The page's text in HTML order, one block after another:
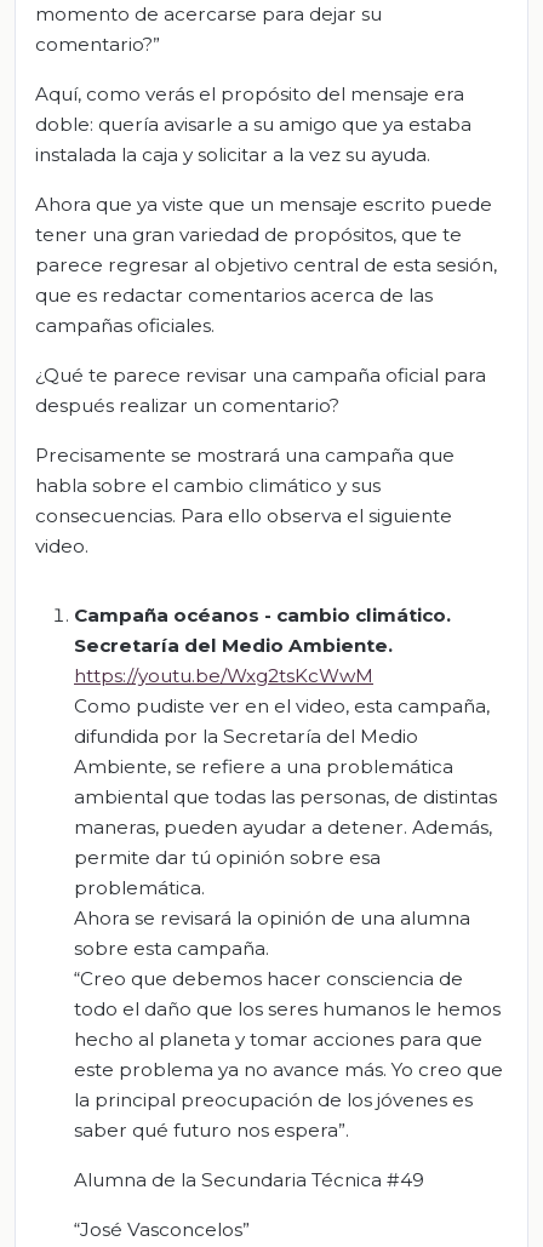
momento de acercarse para dejar su
comentario?”
Aquí, como verás el propósito del mensaje era
doble: quería avisarle a su amigo que ya estaba
instalada la caja y solicitar a la vez su ayuda.
Ahora que ya viste que un mensaje escrito puede
tener una gran variedad de propósitos, que te
parece regresar al objetivo central de esta sesión,
que es redactar comentarios acerca de las
campañas oficiales.
¿Qué te parece revisar una campaña oficial para
después realizar un comentario?
Precisamente se mostrará una campaña que
habla sobre el cambio climático y sus
consecuencias. Para ello observa el siguiente
video.
Campaña océanos - cambio climático.
Secretaría del Medio Ambiente.
https://youtu.be/Wxg2tsKcWwM
Como pudiste ver en el video, esta campaña,
difundida por la Secretaría del Medio
Ambiente, se refiere a una problemática
ambiental que todas las personas, de distintas
maneras, pueden ayudar a detener. Además,
permite dar tú opinión sobre esa
problemática.
Ahora se revisará la opinión de una alumna
sobre esta campaña.
“Creo que debemos hacer consciencia de
todo el daño que los seres humanos le hemos
hecho al planeta y tomar acciones para que
este problema ya no avance más. Yo creo que
la principal preocupación de los jóvenes es
saber qué futuro nos espera”.
Alumna de la Secundaria Técnica #49
“José Vasconcelos”